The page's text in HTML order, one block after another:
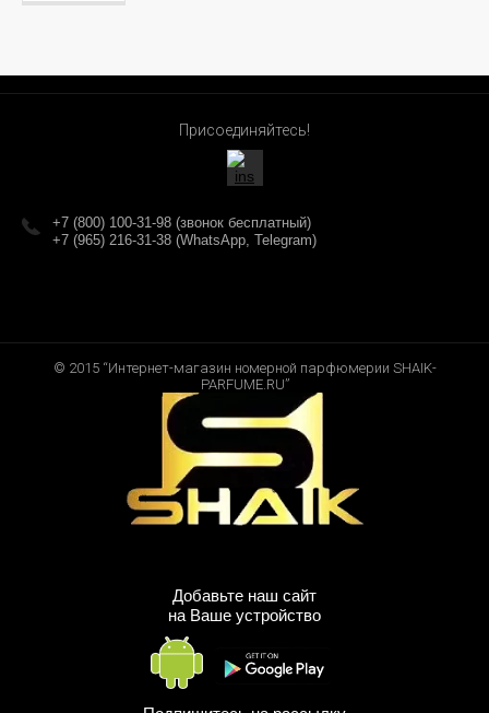
Присоединяйтесь!
+7 (800) 100-31-98 (звонок бесплатный)
+7 (965) 216-31-38 (WhatsApp, Telegram)
© 2015 “Интернет-магазин номерной парфюмерии SHAIK-
PARFUME.RU”
Добавьте наш сайт
на Ваше устройство